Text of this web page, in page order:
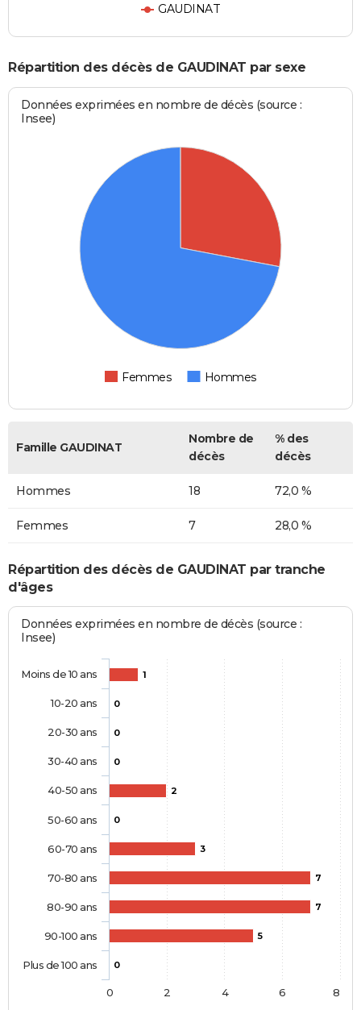
GAUDINAT
Répartition des décès de GAUDINAT par sexe
Données exprimées en nombre de décès (source :
Insee)
Femmes Hommes
Famille GAUDINAT
Nombre de
décès
% des
décès
Hommes 18 72,0 %
Femmes 7 28,0 %
Répartition des décès de GAUDINAT par tranche
d'âges
Données exprimées en nombre de décès (source :
Insee)
1
0
0
0
2
0
3
7
7
5
0
Moins de 10 ans
10-20 ans
20-30 ans
30-40 ans
40-50 ans
50-60 ans
60-70 ans
70-80 ans
80-90 ans
90-100 ans
Plus de 100 ans
0 2 4 6 8